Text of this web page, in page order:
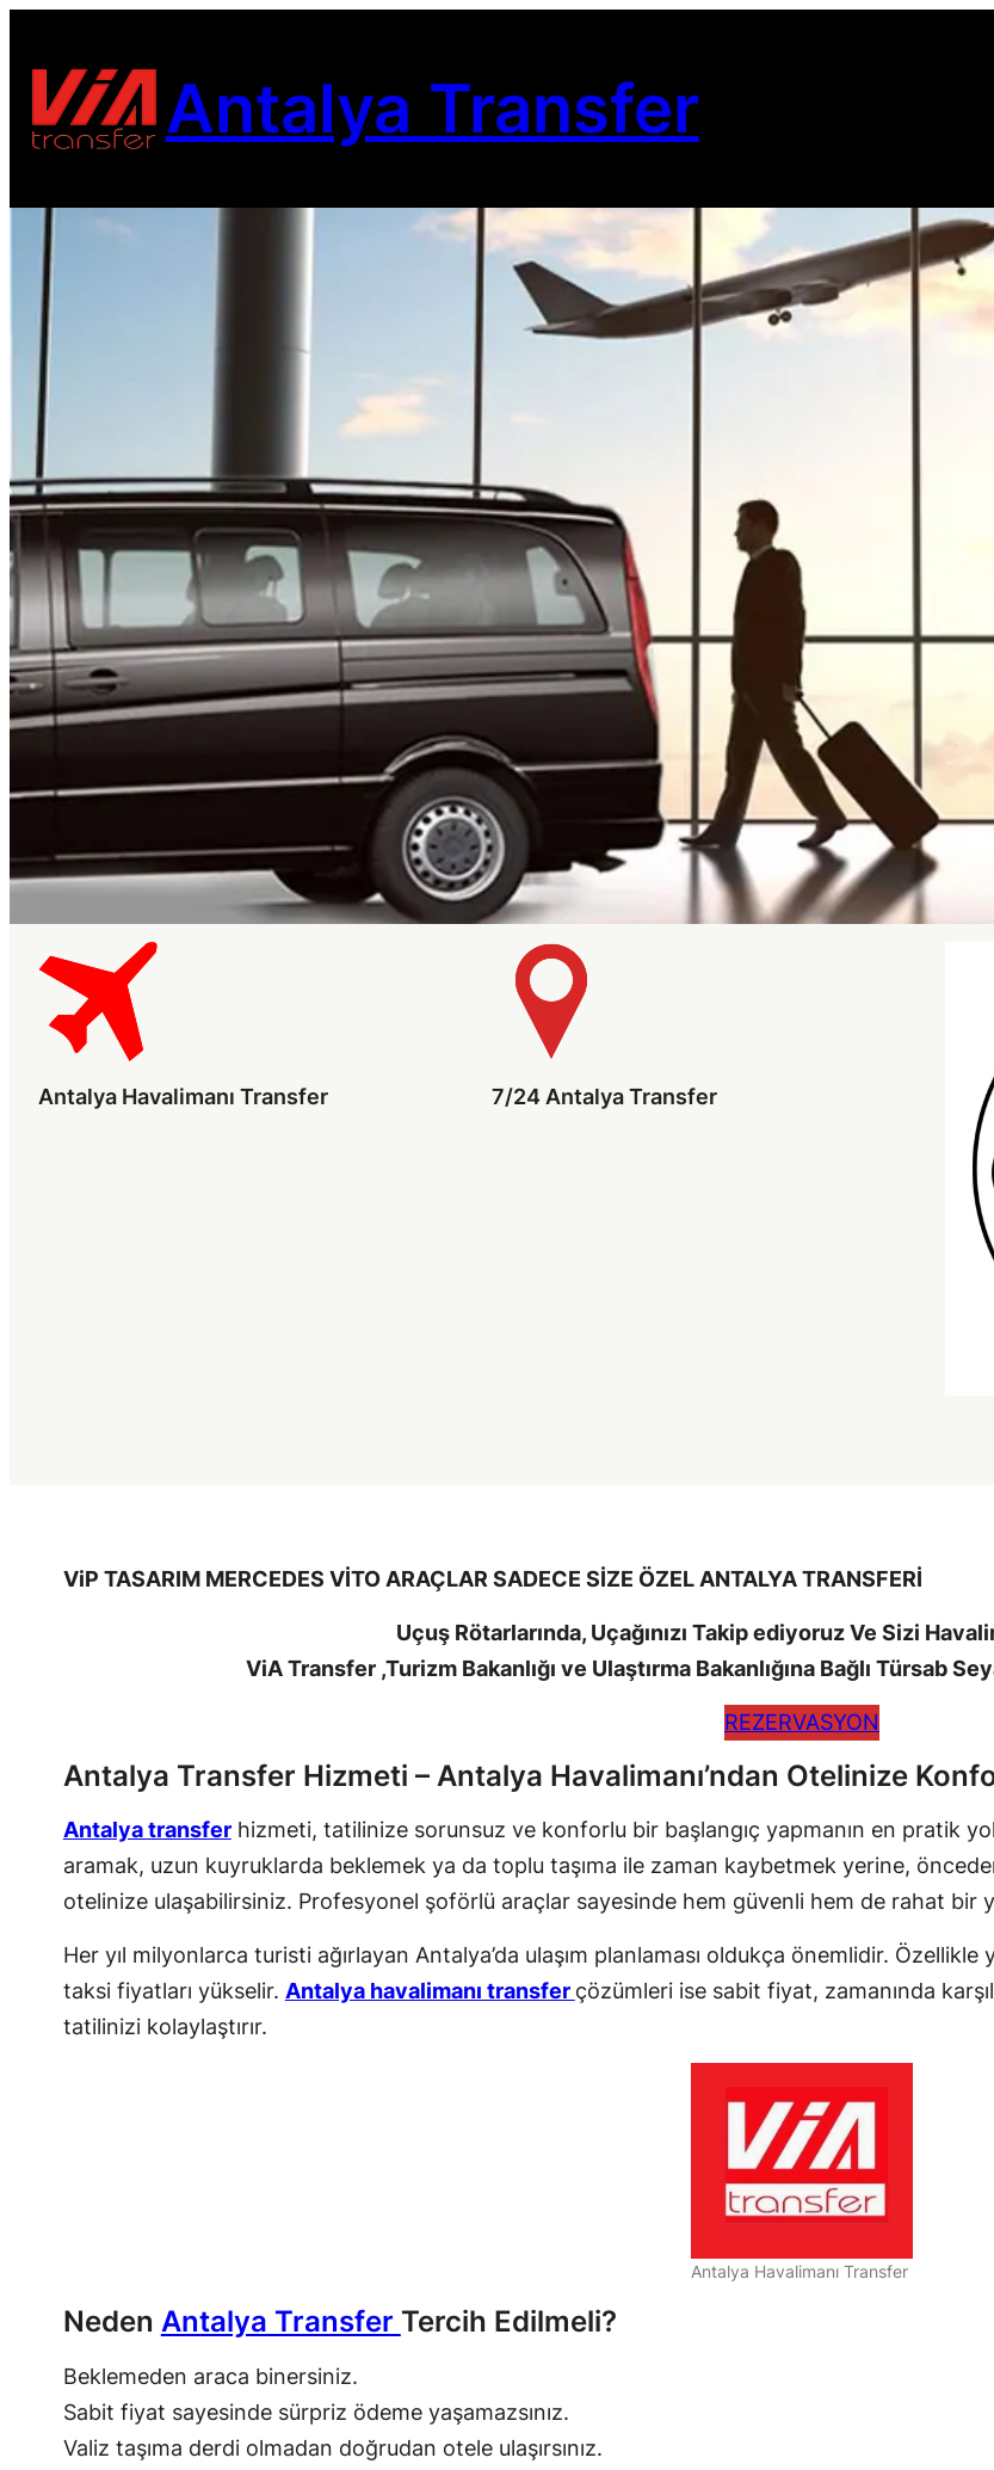
Antalya Transfer
Antalya Havalimanı Transfer 7/24 Antalya Transfer
ViP TASARIM MERCEDES VİTO ARAÇLAR SADECE SİZE ÖZEL ANTALYA TRANSFERİ
Uçuş Rötarlarında, Uçağınızı Takip ediyoruz Ve Sizi
ViA Transfer ,Turizm Bakanlığı ve Ulaştırma Bakanlığına Bağlı Türsab
REZERVASYON
Antalya Transfer Hizmeti – Antalya Havalimanı’ndan Otelinize
Antalya transferhizmeti, tatilinize sorunsuz ve konforlu bir başlangıç yapmanın en pratik
aramak, uzun kuyruklarda beklemek ya da toplu taşıma ile zaman kaybetmek yerine,
otelinize ulaşabilirsiniz. Profesyonel şoförlü araçlar sayesinde hem güvenli hem de rahat bir
Her yıl milyonlarca turisti ağırlayan Antalya’da ulaşım planlaması oldukça önemlidir.
taksi fiyatları yükselir. Antalya havalimanı transfer çözümleri ise sabit fiyat, zamanında
tatilinizi kolaylaştırır.
Antalya Havalimanı Transfer
Neden Antalya Transfer Tercih Edilmeli?
Beklemeden araca binersiniz.
Sabit fiyat sayesinde sürpriz ödeme yaşamazsınız.
Valiz taşıma derdi olmadan doğrudan otele ulaşırsınız.